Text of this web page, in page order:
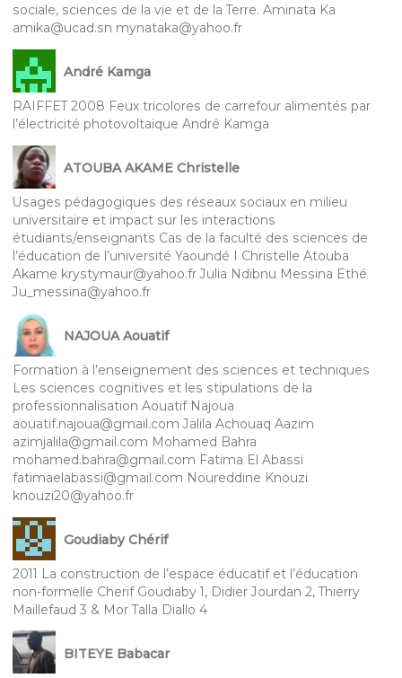
sociale, sciences de la vie et de la Terre. Aminata Ka
amika@ucad.sn mynataka@yahoo.fr
André Kamga
RAIFFET 2008 Feux tricolores de carrefour alimentés par
l’électricité photovoltaïque André Kamga
ATOUBA AKAME Christelle
Usages pédagogiques des réseaux sociaux en milieu
universitaire et impact sur les interactions
étudiants/enseignants Cas de la faculté des sciences de
l’éducation de l’université Yaoundé I Christelle Atouba
Akame krystymaur@yahoo.fr Julia Ndibnu Messina Ethé
Ju_messina@yahoo.fr
NAJOUA Aouatif
Formation à l’enseignement des sciences et techniques
Les sciences cognitives et les stipulations de la
professionnalisation Aouatif Najoua
aouatif.najoua@gmail.com Jalila Achouaq Aazim
azimjalila@gmail.com Mohamed Bahra
mohamed.bahra@gmail.com Fatima El Abassi
fatimaelabassi@gmail.com Noureddine Knouzi
knouzi20@yahoo.fr
Goudiaby Chérif
2011 La construction de l’espace éducatif et l’éducation
non-formelle Cherif Goudiaby 1, Didier Jourdan 2, Thierry
Maillefaud 3 & Mor Talla Diallo 4
BITEYE Babacar